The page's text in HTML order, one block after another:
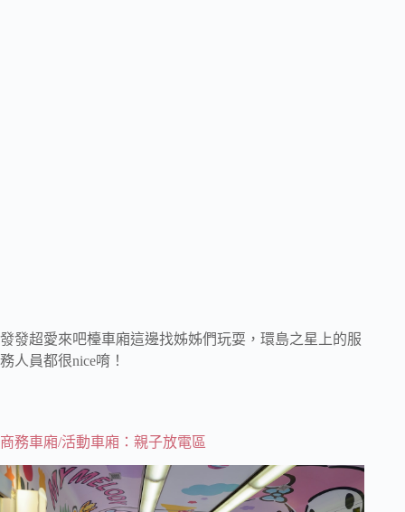
發發超愛來吧檯車廂這邊找姊姊們玩耍，環島之星上的服
務人員都很nice唷！
商務車廂/活動車廂：親子放電區